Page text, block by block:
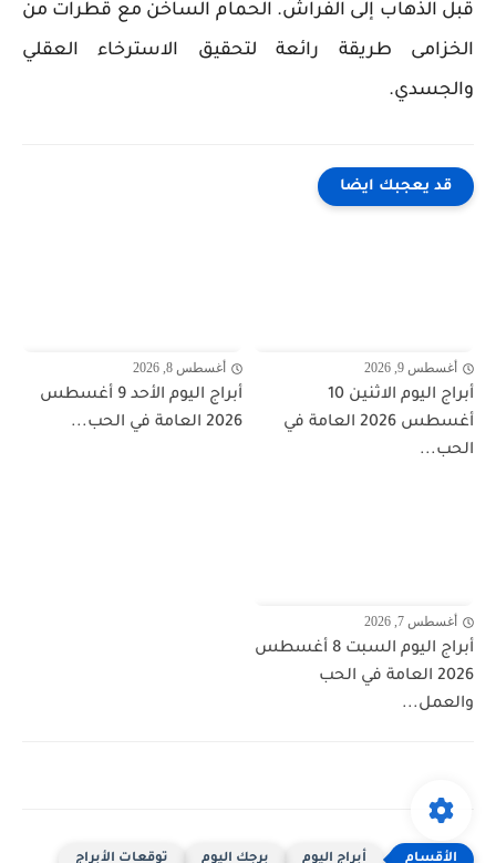
قبل الذهاب إلى الفراش. الحمام الساخن مع قطرات من
الخزامى طريقة رائعة لتحقيق الاسترخاء العقلي
والجسدي.
قد يعجبك ايضا
أغسطس 9, 2026
أبراج اليوم الاثنين 10
أغسطس 2026 العامة في
الحب...
أغسطس 8, 2026
أبراج اليوم الأحد 9 أغسطس
2026 العامة في الحب...
أغسطس 7, 2026
أبراج اليوم السبت 8 أغسطس
2026 العامة في الحب
والعمل...
أبراج اليوم برجك اليوم توقعات الأبراج